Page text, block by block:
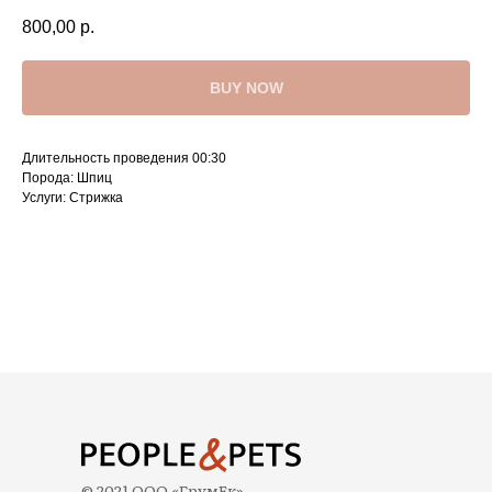
800,00 р.
BUY NOW
Длительность проведения 00:30
Порода: Шпиц
Услуги: Стрижка